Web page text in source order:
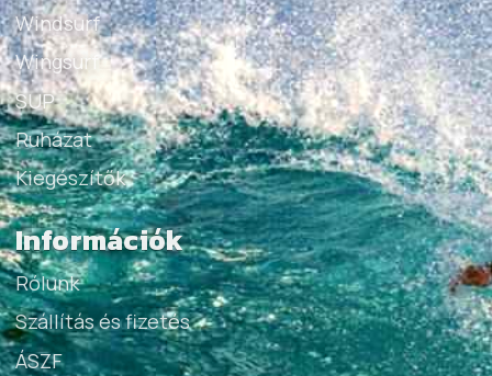
Windsurf
Wingsurf
SUP
Ruházat
Kiegészítők
Információk
Rólunk
Szállítás és fizetés
ÁSZF